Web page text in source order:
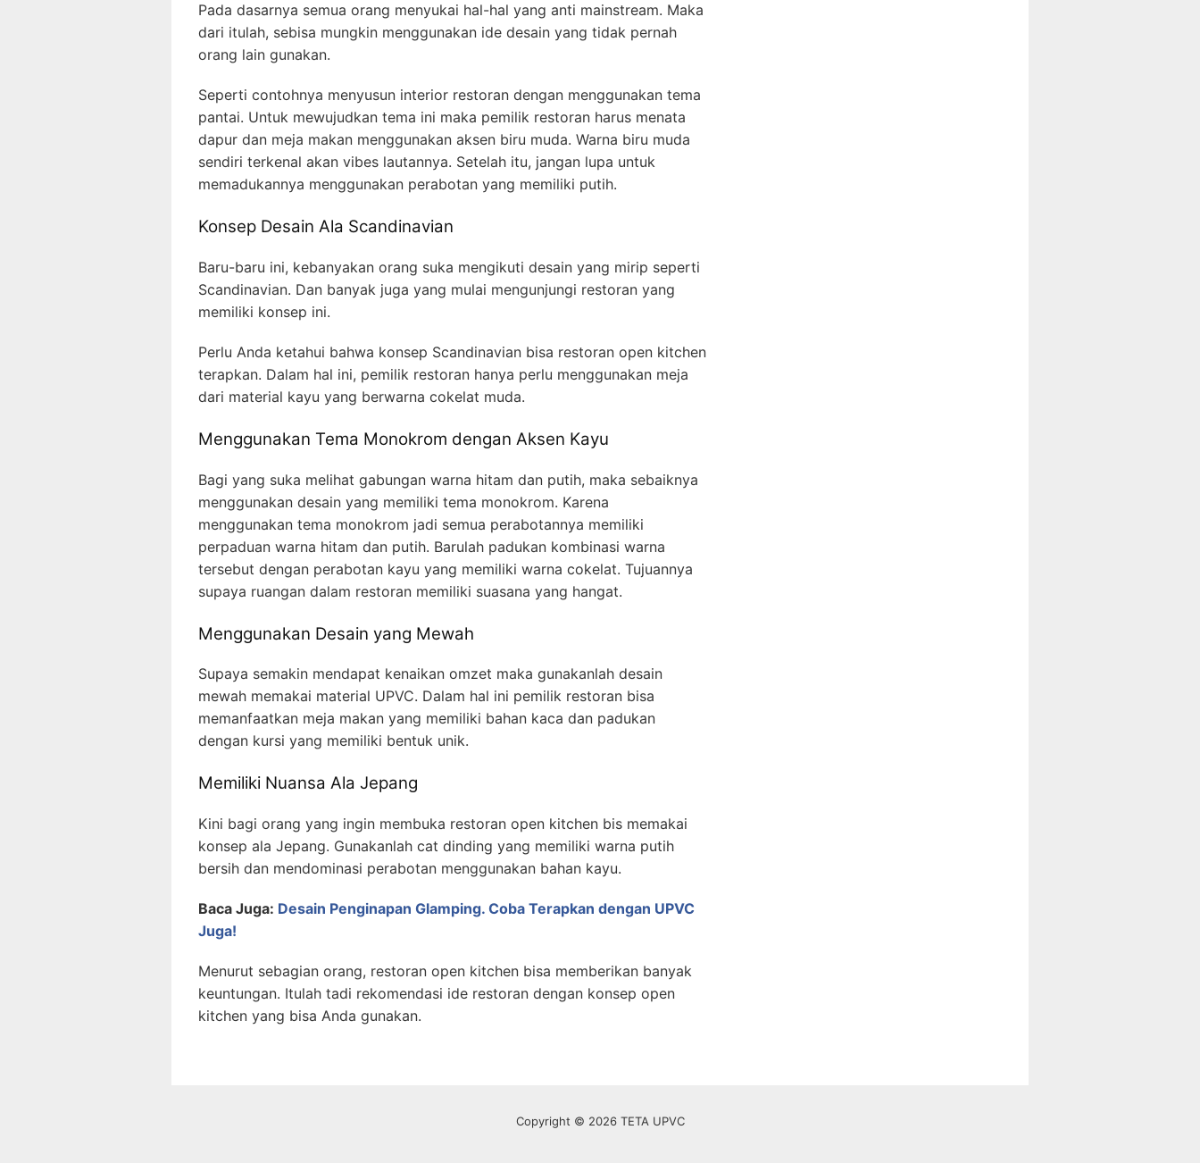
Pada dasarnya semua orang menyukai hal-hal yang anti mainstream. Maka
dari itulah, sebisa mungkin menggunakan ide desain yang tidak pernah
orang lain gunakan.
Seperti contohnya menyusun interior restoran dengan menggunakan tema
pantai. Untuk mewujudkan tema ini maka pemilik restoran harus menata
dapur dan meja makan menggunakan aksen biru muda. Warna biru muda
sendiri terkenal akan vibes lautannya. Setelah itu, jangan lupa untuk
memadukannya menggunakan perabotan yang memiliki putih.
Konsep Desain Ala Scandinavian
Baru-baru ini, kebanyakan orang suka mengikuti desain yang mirip seperti
Scandinavian. Dan banyak juga yang mulai mengunjungi restoran yang
memiliki konsep ini.
Perlu Anda ketahui bahwa konsep Scandinavian bisa restoran open kitchen
terapkan. Dalam hal ini, pemilik restoran hanya perlu menggunakan meja
dari material kayu yang berwarna cokelat muda.
Menggunakan Tema Monokrom dengan Aksen Kayu
Bagi yang suka melihat gabungan warna hitam dan putih, maka sebaiknya
menggunakan desain yang memiliki tema monokrom. Karena
menggunakan tema monokrom jadi semua perabotannya memiliki
perpaduan warna hitam dan putih. Barulah padukan kombinasi warna
tersebut dengan perabotan kayu yang memiliki warna cokelat. Tujuannya
supaya ruangan dalam restoran memiliki suasana yang hangat.
Menggunakan Desain yang Mewah
Supaya semakin mendapat kenaikan omzet maka gunakanlah desain
mewah memakai material UPVC. Dalam hal ini pemilik restoran bisa
memanfaatkan meja makan yang memiliki bahan kaca dan padukan
dengan kursi yang memiliki bentuk unik.
Memiliki Nuansa Ala Jepang
Kini bagi orang yang ingin membuka restoran open kitchen bis memakai
konsep ala Jepang. Gunakanlah cat dinding yang memiliki warna putih
bersih dan mendominasi perabotan menggunakan bahan kayu.
Baca Juga: Desain Penginapan Glamping. Coba Terapkan dengan UPVC
Juga!
Menurut sebagian orang, restoran open kitchen bisa memberikan banyak
keuntungan. Itulah tadi rekomendasi ide restoran dengan konsep open
kitchen yang bisa Anda gunakan.
Copyright © 2026 TETA UPVC